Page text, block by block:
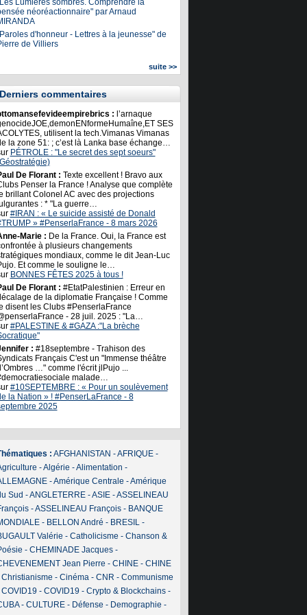
Lumières sombres. Comprendre la
néoréactionnaire" par Arnaud
d'honneur - Lettres à la jeunesse" de
de Villiers
suite >>
Derniers commentaires
: l’arnaque
SES
utilisent la tech.Vimanas Vimanas
la zone 51: ; c’est là Lanka base échange…
PÉTROLE : "Le secret des sept soeurs"
De Florant : Texte excellent ! Bravo aux
Penser la France ! Analyse que complète
brillant Colonel AC avec des projections
: * "La guerre…
#IRAN : « Le suicide assisté de Donald
» #PenserlaFrance - 8 mars 2026
Marie : De la France. Oui, la France est
à plusieurs changements
mondiaux, comme le dit Jean-Luc
Et comme le souligne le…
BONNES FÊTES 2025 à tous !
De Florant : #EtatPalestinien : Erreur en
de la diplomatie Française ! Comme
disent les Clubs #PenserlaFrance
- 28 juil. 2025 : "La…
#PALESTINE & #GAZA :"La brèche
: #18septembre - Trahison des
Français C'est un "Immense théâtre
…" comme l'écrit jlPujo ...
malade…
#10SEPTEMBRE : « Pour un soulèvement
la Nation » ! #PenserLaFrance - 8
2025
: AFGHANISTAN -AFRIQUE-
-Algérie -Alimentation -
-Amérique Centrale -Amérique
Sud -ANGLETERRE-ASIE-ASSELINEAU
-ASSELINEAU François- BANQUE
- BELLON André - BRESIL-
Valérie - Catholicisme - Chanson &
- CHEMINADE Jacques-
Jean Pierre - CHINE- CHINE
Christianisme - Cinéma- CNR - Communisme
COVID19 - COVID19 - Crypto & Blockchains-
- CULTURE- Défense - Demographie -